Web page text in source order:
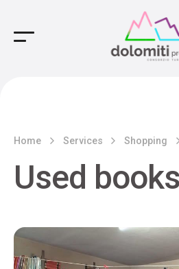
Main Navigation
Home Services Shopping
Used